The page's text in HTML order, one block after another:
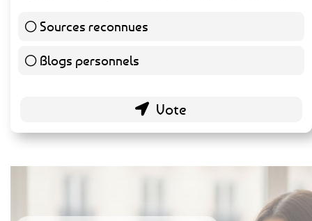
Sources reconnues
Blogs personnels